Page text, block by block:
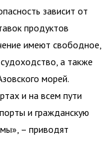
зависит от
продуктов
имеют свободное,
а также
морей.
и ​​на всем пути
и гражданскую
– приводят